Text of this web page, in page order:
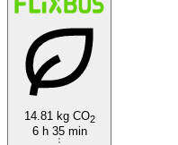
Trapani
14.81 kg CO2
6 h 35 min